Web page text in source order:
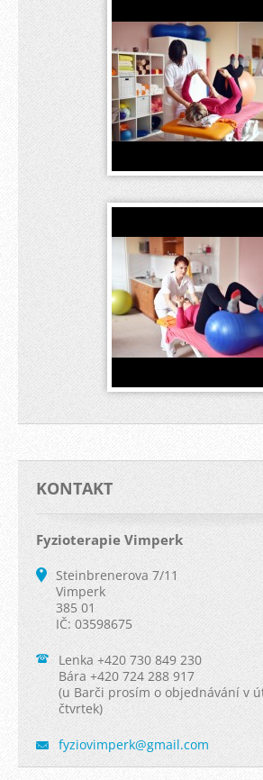
KONTAKT
Fyzioterapie Vimperk
Steinbrenerova 7/11
Vimperk
385 01
IČ: 03598675
Lenka +420 730 849 230
Bára +420 724 288 917
(u Barči prosím o objednávání v
čtvrtek)
fyziovimperk@gmail.com